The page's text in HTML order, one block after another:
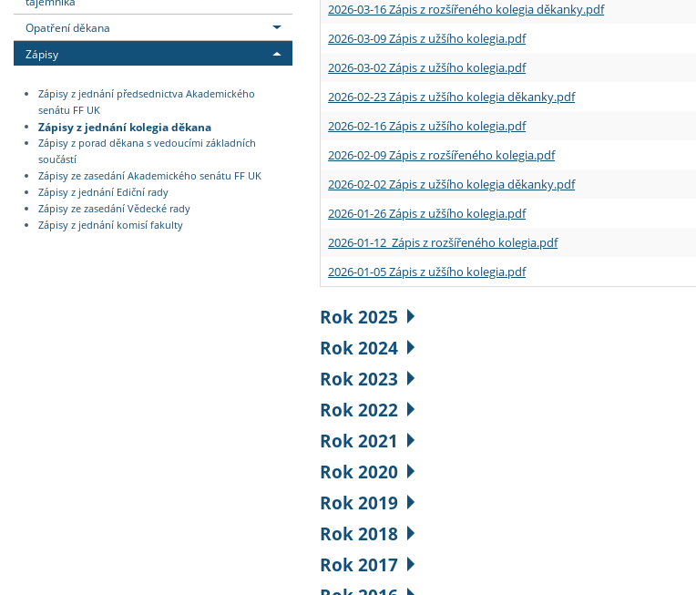
Opatření děkana
Zápisy
Zápisy z jednání předsednictva Akademického
senátu FF UK
Zápisy z jednání kolegia děkana
Zápisy z porad děkana s vedoucími základních
součástí
Zápisy ze zasedání Akademického senátu FF UK
Zápisy z jednání Ediční rady
Zápisy ze zasedání Vědecké rady
Zápisy z jednání komisí fakulty
2026-03-16 Zápis z rozšířeného kolegia děkanky.pdf
2026-03-09 Zápis z užšího kolegia.pdf
2026-03-02 Zápis z užšího kolegia.pdf
2026-02-23 Zápis z užšího kolegia děkanky.pdf
2026-02-16 Zápis z užšího kolegia.pdf
2026-02-09 Zápis z rozšířeného kolegia.pdf
2026-02-02 Zápis z užšího kolegia děkanky.pdf
2026-01-26 Zápis z užšího kolegia.pdf
2026-01-12 Zápis z rozšířeného kolegia.pdf
2026-01-05 Zápis z užšího kolegia.pdf
Rok 2025
Rok 2024
Rok 2023
Rok 2022
Rok 2021
Rok 2020
Rok 2019
Rok 2018
Rok 2017